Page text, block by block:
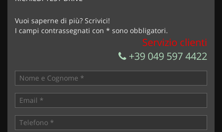
Invia la tua richiesta
Vuoi saperne di più? Scrivici!
I campi contrassegnati con * sono obbligatori.
Servizio clienti
+39 049 597 4422